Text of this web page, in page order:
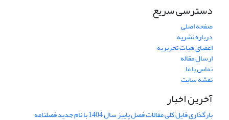
دسترسی سریع
صفحه اصلی
درباره نشریه
اعضای هیات تحریریه
ارسال مقاله
تماس با ما
نقشه سایت
آخرین اخبار
بارگذاری فایل کلی مقالات فصل پاییز سال 1404 با نام جدید فصلنامه